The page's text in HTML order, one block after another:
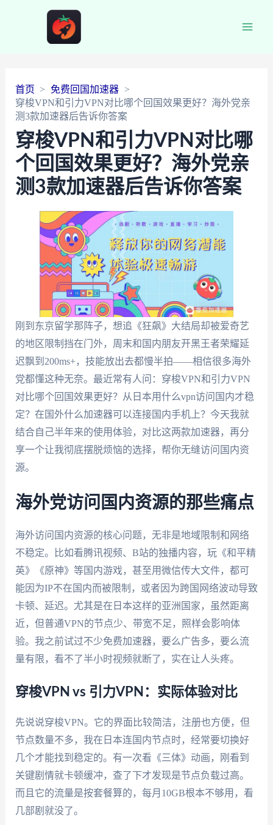
首页
免费回国加速器
穿梭VPN和引力VPN对比哪个回国效果更好？海外党亲
测3款加速器后告诉你答案
穿梭VPN和引力VPN对比哪
个回国效果更好？海外党亲
测3款加速器后告诉你答案
刚到东京留学那阵子，想追《狂飙》大结局却被爱奇艺
的地区限制挡在门外，周末和国内朋友开黑王者荣耀延
迟飘到200ms+，技能放出去都慢半拍——相信很多海外
党都懂这种无奈。最近常有人问：穿梭VPN和引力VPN
对比哪个回国效果更好？从日本用什么vpn访问国内才稳
定？在国外什么加速器可以连接国内手机上？今天我就
结合自己半年来的使用体验，对比这两款加速器，再分
享一个让我彻底摆脱烦恼的选择，帮你无缝访问国内资
源。
海外党访问国内资源的那些痛点
海外访问国内资源的核心问题，无非是地域限制和网络
不稳定。比如看腾讯视频、B站的独播内容，玩《和平精
英》《原神》等国内游戏，甚至用微信传大文件，都可
能因为IP不在国内而被限制，或者因为跨国网络波动导致
卡顿、延迟。尤其是在日本这样的亚洲国家，虽然距离
近，但普通VPN的节点少、带宽不足，照样会影响体
验。我之前试过不少免费加速器，要么广告多，要么流
量有限，看不了半小时视频就断了，实在让人头疼。
穿梭VPN vs 引力VPN：实际体验对比
先说说穿梭VPN。它的界面比较简洁，注册也方便，但
节点数量不多，我在日本连国内节点时，经常要切换好
几个才能找到稳定的。有一次看《三体》动画，刚看到
关键剧情就卡顿缓冲，查了下才发现是节点负载过高。
而且它的流量是按套餐算的，每月10GB根本不够用，看
几部剧就没了。